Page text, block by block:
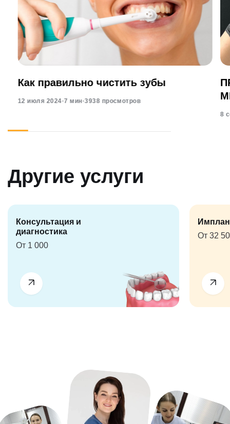
Как правильно чистить зубы
12 июля 2024·7 мин·3938 просмотров
8
Другие услуги
Консультация и
диагностика
От 1 000
От 32